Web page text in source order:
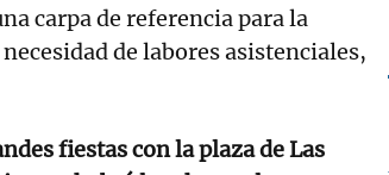
carpa de referencia para la
de labores asistenciales,
fiestas con la plaza de Las